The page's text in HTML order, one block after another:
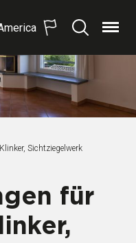
SuchenMenü
Seite: Sichtziegelwerk
für